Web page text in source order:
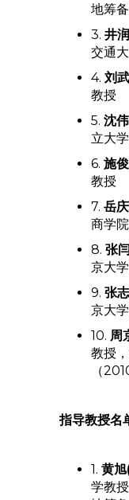
地筹
3. 井
交通
4. 刘
教授
5. 沈
立大
6. 施
教授
7. 岳
商学
8. 张
京大
9. 张
京大
10. 周
教授
（
指导教授名
1. 黄
学教